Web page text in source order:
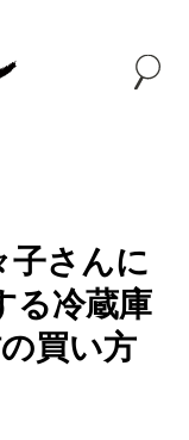
子さんに
る冷蔵庫
買い方